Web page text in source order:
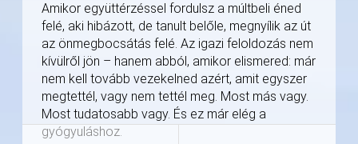
Amikor együttérzéssel fordulsz a múltbeli éned
felé, aki hibázott, de tanult belőle, megnyílik az út
az önmegbocsátás felé. Az igazi feloldozás nem
kívülről jön – hanem abból, amikor elismered: már
nem kell tovább vezekelned azért, amit egyszer
megtettél, vagy nem tettél meg. Most más vagy.
Most tudatosabb vagy. És ez már elég a
gyógyuláshoz.